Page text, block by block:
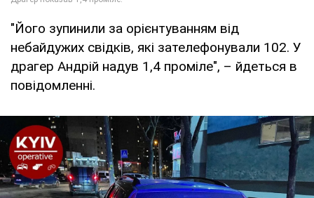
"Його зупинили за орієнтуванням від
небайдужих свідків, які зателефонували 102. У
драгер Андрій надув 1,4 проміле", – йдеться в
повідомленні.